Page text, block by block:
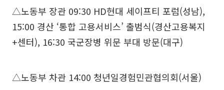
△노동부 장관 09:30 HD현대 세이프티 포럼(성남),
15:00 경산 ‘통합 고용서비스’ 출범식(경산고용복지
+센터), 16:30 국군장병 위문 부대 방문(대구)
△노동부 차관 14:00 청년일경험민관협의회(서울)